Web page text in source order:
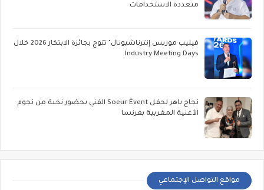
متعددة الاستخدامات
فيليب موريس إنترناشيونال" تتوج بجائزة الابتكار 2026 خلال
Industry Meeting Days
نجاح باهر لحفل Soeur Évent الفني بحضور نخبة من نجوم
الأغنية المغربية بفرنسا
مواقع التواصل الإجتماعي